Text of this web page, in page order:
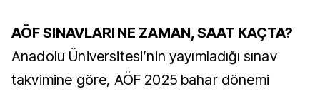
AÖF SINAVLARI NE ZAMAN, SAAT KAÇTA?
Anadolu Üniversitesi’nin yayımladığı sınav
takvimine göre, AÖF 2025 bahar dönemi